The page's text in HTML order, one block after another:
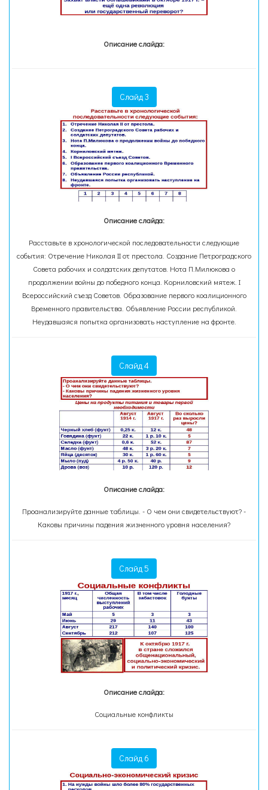
Описание слайда:
Слайд 3
Описание слайда:
Расставьте в хронологической последовательности следующие
события: Отречение Николая II от престола. Создание Петроградского
Совета рабочих и солдатских депутатов. Нота П.Милюкова о
продолжении войны до победного конца. Корниловский мятеж. I
Всероссийский съезд Советов. Образование первого коалиционного
Временного правительства. Объявление России республикой.
Неудавшаяся попытка организовать наступление на фронте.
Слайд 4
Описание слайда:
Проанализируйте данные таблицы. - О чем они свидетельствуют? -
Каковы причины падения жизненного уровня населения?
Слайд 5
Описание слайда:
Социальные конфликты
Слайд 6